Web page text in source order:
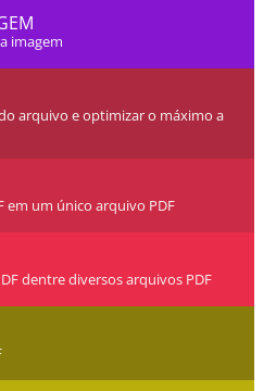
imagem
arquivo e optimizar o máximo a
em um único arquivo PDF
dentre diversos arquivos PDF